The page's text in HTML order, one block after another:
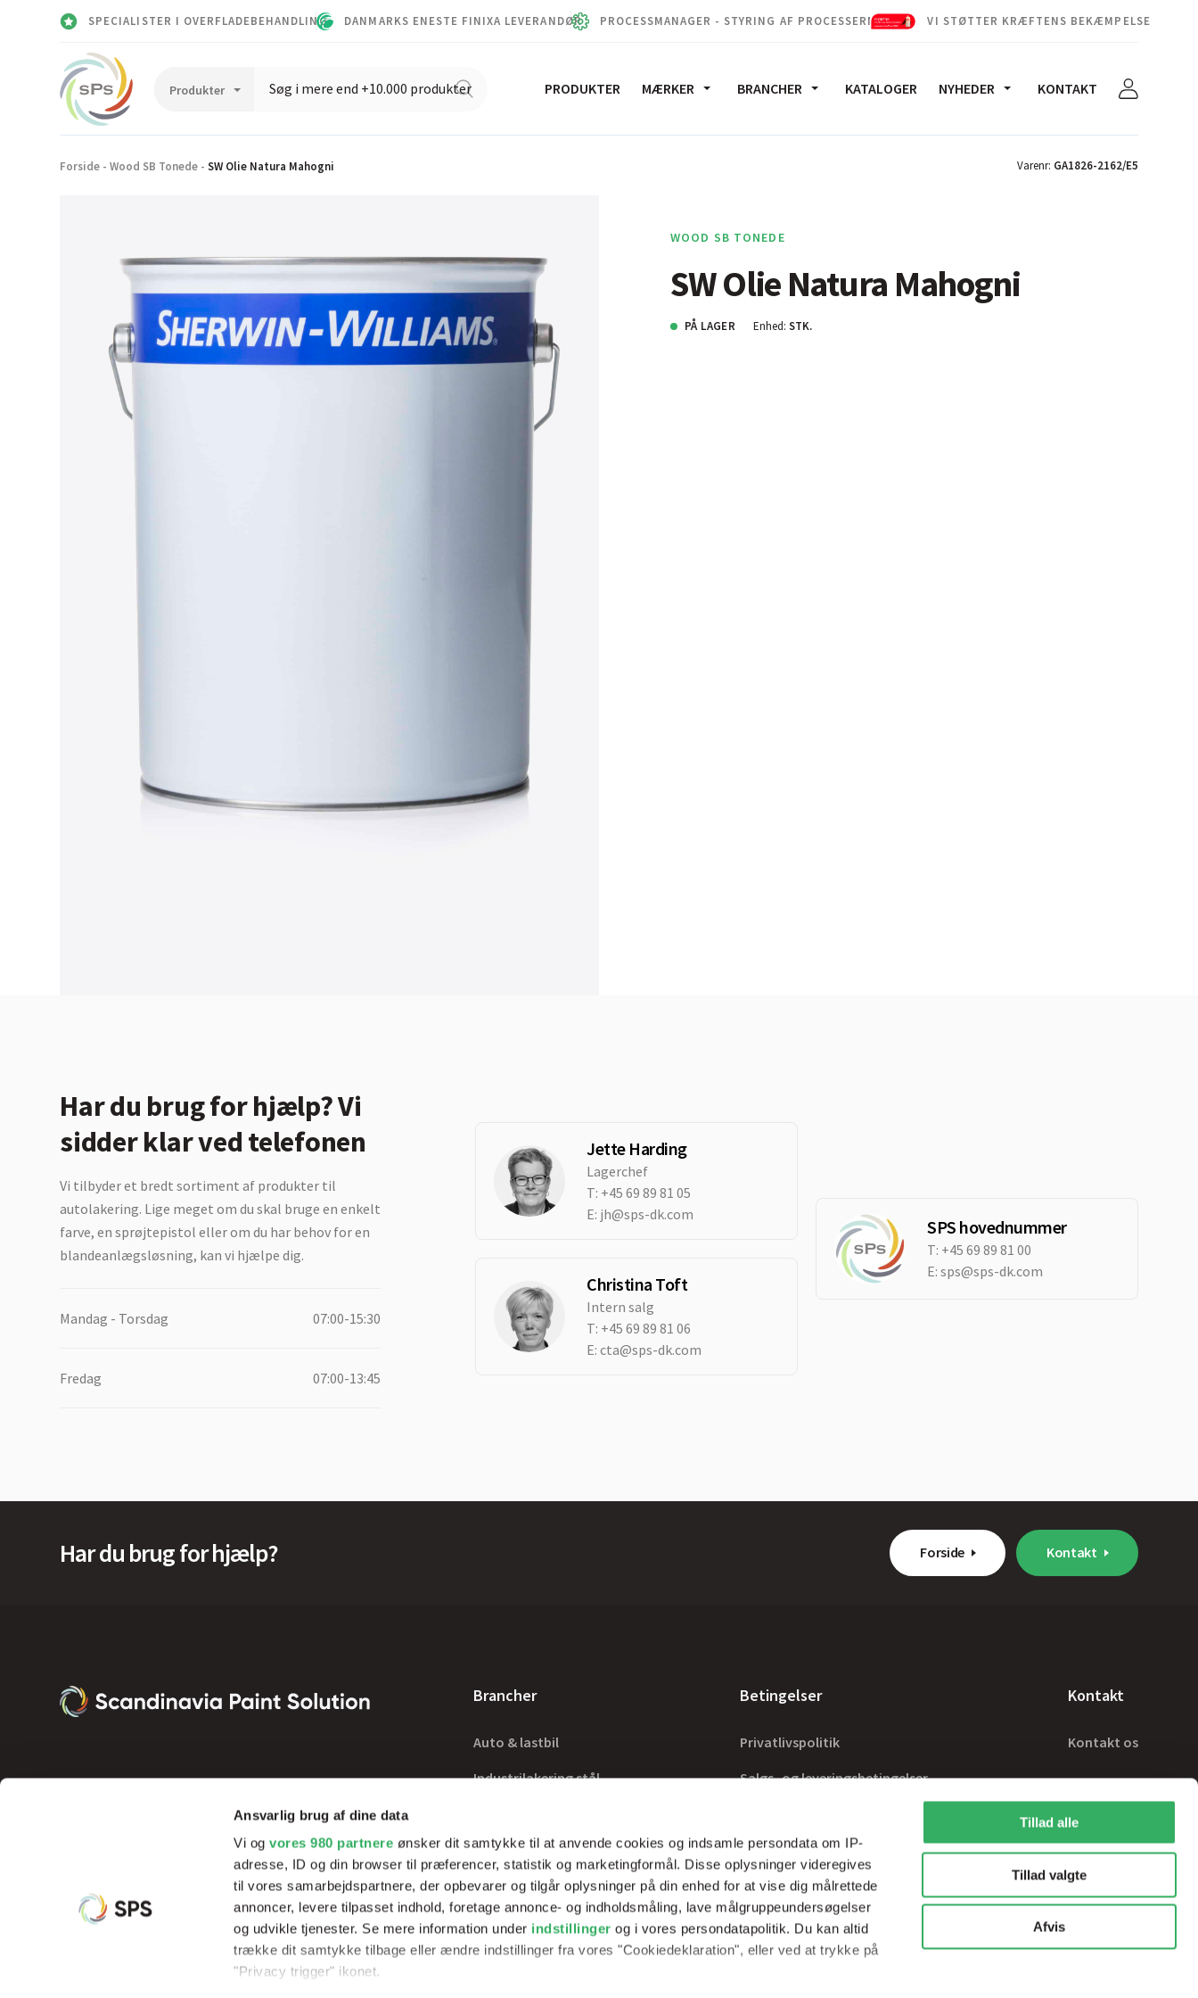
Ansvarlig brug af dine data
Vi ogvores 980 partnere ønsker dit samtykke til at anvende cookies og indsamle persondata om IP-
adresse, ID og din browser til præferencer, statistik og marketingformål. Disse oplysninger videregives
til vores samarbejdspartnere, der opbevarer og tilgår oplysninger på din enhed for at vise dig målrettede
annoncer, levere tilpasset indhold, foretage annonce- og indholdsmåling, lave målgruppeundersøgelser
og udvikle tjenester. Se mere information under indstillinger og i vores persondatapolitik. Du kan altid
trække dit samtykke tilbage eller ændre indstillinger fra vores "Cookiedeklaration", eller ved at trykke på
"Privacy trigger" ikonet.
Tillad alle
Tillad valgte
Afvis
SPECIALISTER I OVERFLADEBEHANDLING DANMARKS ENESTE FINIXA LEVERANDØR PROCESSMANAGER - STYRING AF PROCESSERNE VI STØTTER KRÆFTENS BEKÆMPELSE
PRODUKTER MÆRKER BRANCHER KATALOGER NYHEDER KONTAKT
Forside - Wood SB Tonede - SW Olie Natura Mahogni Varenr: GA1826-2162/E5
WOOD SB TONEDE
SW Olie Natura Mahogni
PÅ LAGER Enhed: STK.
Har du brug for hjælp? Vi
sidder klar ved telefonen
Vi tilbyder et bredt sortiment af produkter til
autolakering. Lige meget om du skal bruge en enkelt
farve, en sprøjtepistol eller om du har behov for en
blandeanlægsløsning, kan vi hjælpe dig.
Mandag - Torsdag 07:00-15:30
Fredag 07:00-13:45
Jette Harding
Lagerchef
T: +45 69 89 81 05
E: jh@sps-dk.com
Christina Toft
Intern salg
T: +45 69 89 81 06
E:cta@sps-dk.com
SPS hovednummer
T: +45 69 89 81 00
E: sps@sps-dk.com
Har du brug for hjælp? Forside Kontakt
Brancher
Auto & lastbil
Industrilakering stål
Tilbehør
Betingelser
Privatlivspolitik
Salgs- og leveringsbetingelser
Kontakt
Kontakt os
Vi tilbyder innovative produkter og effektive processer, der sikrer optimale
resultater og rentabilitet, samt hjælp og undervisning af vores erfarne teknikker.